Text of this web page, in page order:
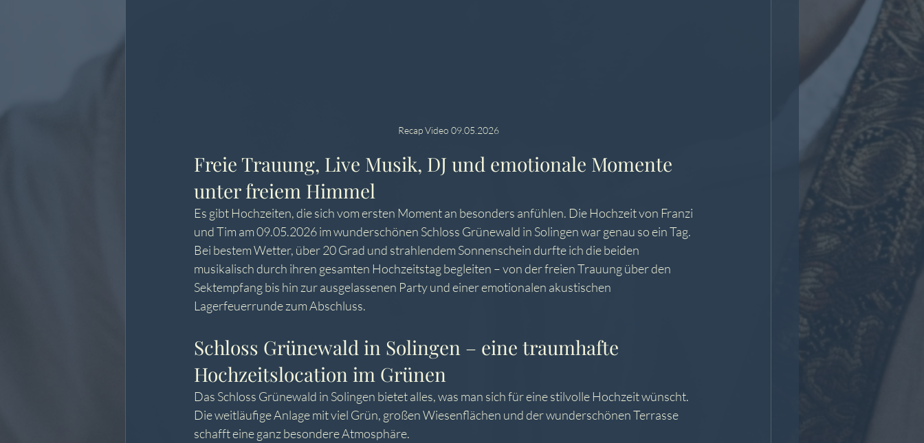
Recap Video 09.05.2026
Freie Trauung, Live Musik, DJ und emotionale Momente
unter freiem Himmel
Es gibt Hochzeiten, die sich vom ersten Moment an besonders anfühlen. Die Hochzeit von Franzi
und Tim am 09.05.2026 im wunderschönen Schloss Grünewald in Solingen war genau so ein Tag.
Bei bestem Wetter, über 20 Grad und strahlendem Sonnenschein durfte ich die beiden
musikalisch durch ihren gesamten Hochzeitstag begleiten – von der freien Trauung über den
Sektempfang bis hin zur ausgelassenen Party und einer emotionalen akustischen
Lagerfeuerrunde zum Abschluss.
Schloss Grünewald in Solingen – eine traumhafte
Hochzeitslocation im Grünen
Das Schloss Grünewald in Solingen bietet alles, was man sich für eine stilvolle Hochzeit wünscht.
Die weitläufige Anlage mit viel Grün, großen Wiesenflächen und der wunderschönen Terrasse
schafft eine ganz besondere Atmosphäre.